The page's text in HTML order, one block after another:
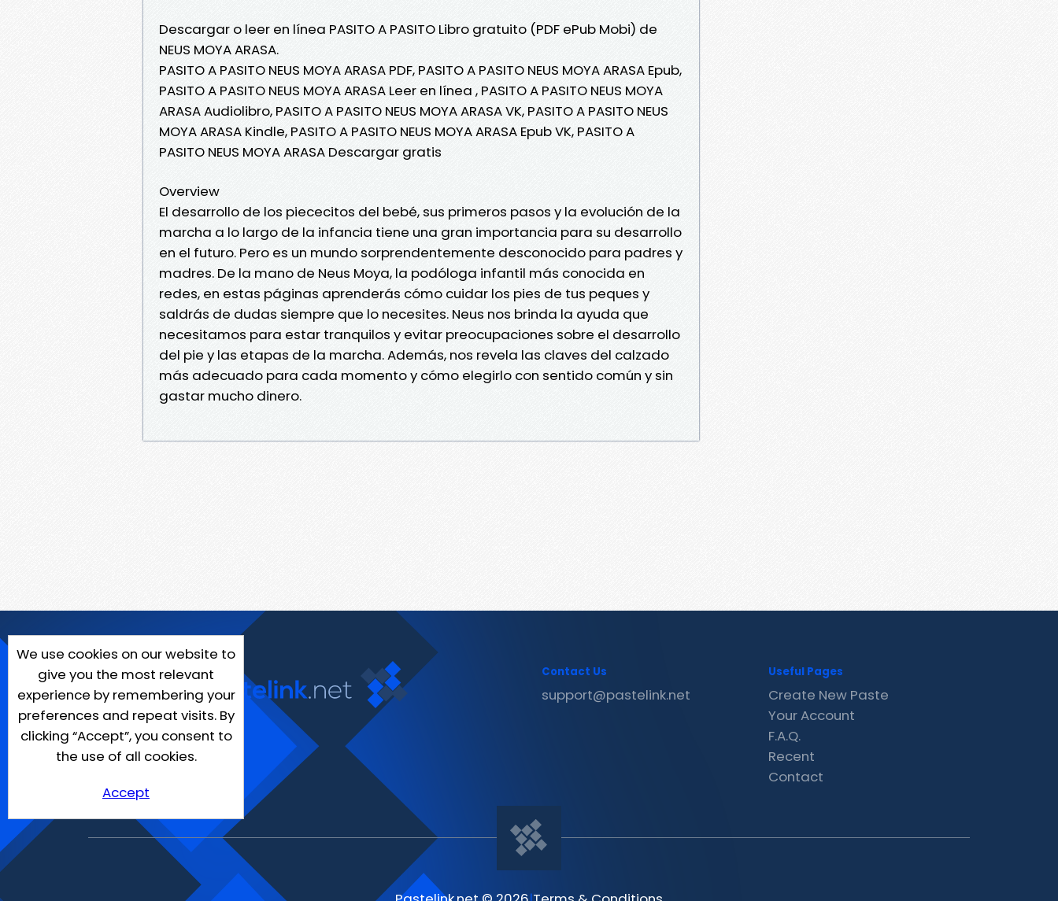
Descargar o leer en línea PASITO A PASITO Libro gratuito (PDF ePub Mobi) de
NEUS MOYA ARASA.
PASITO A PASITO NEUS MOYA ARASA PDF, PASITO A PASITO NEUS MOYA ARASA Epub,
PASITO A PASITO NEUS MOYA ARASA Leer en línea , PASITO A PASITO NEUS MOYA
ARASA Audiolibro, PASITO A PASITO NEUS MOYA ARASA VK, PASITO A PASITO NEUS
MOYA ARASA Kindle, PASITO A PASITO NEUS MOYA ARASA Epub VK, PASITO A
PASITO NEUS MOYA ARASA Descargar gratis
Overview
El desarrollo de los piececitos del bebé, sus primeros pasos y la evolución de la
marcha a lo largo de la infancia tiene una gran importancia para su desarrollo
en el futuro. Pero es un mundo sorprendentemente desconocido para padres y
madres. De la mano de Neus Moya, la podóloga infantil más conocida en
redes, en estas páginas aprenderás cómo cuidar los pies de tus peques y
saldrás de dudas siempre que lo necesites. Neus nos brinda la ayuda que
necesitamos para estar tranquilos y evitar preocupaciones sobre el desarrollo
del pie y las etapas de la marcha. Además, nos revela las claves del calzado
más adecuado para cada momento y cómo elegirlo con sentido común y sin
gastar mucho dinero.
We use cookies on our website to
give you the most relevant
experience by remembering your
preferences and repeat visits. By
clicking “Accept”, you consent to
the use of all cookies.
Accept
Contact Us
support@pastelink.net
Useful Pages
Create New Paste
Your Account
F.A.Q.
Recent
Contact